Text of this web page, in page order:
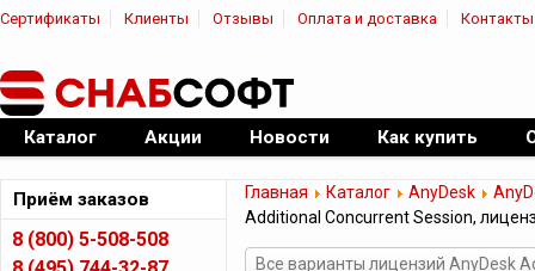
Сертификаты Клиенты Отзывы Оплата и доставка Контакты
Официальный дилер ПО
Каталог Акции Новости Как купить
Главная Каталог AnyDesk
Additional Concurrent Session,
Все варианты лицензий AnyDesk
Приём заказов
8 (800) 5-508-508